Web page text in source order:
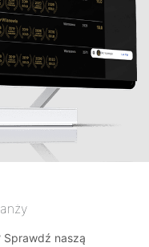
Sprawdź naszą